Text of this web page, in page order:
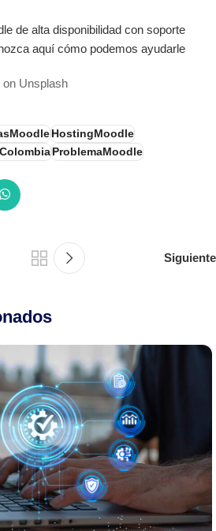
de alta disponibilidad con soporte
aquí cómo podemos ayudarle
on Unsplash
HostingMoodle
ProblemaMoodle
Siguiente